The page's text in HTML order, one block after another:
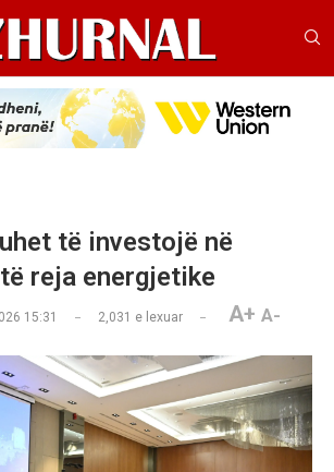
të investojë në
reja energjetike
15:31 2,031 e lexuar A+ A-